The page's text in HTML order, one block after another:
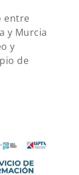
entre
y Murcia
y
de